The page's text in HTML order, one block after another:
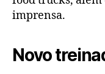
imprensa.
Novo